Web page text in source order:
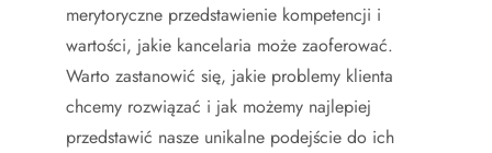
merytoryczne przedstawienie kompetencji i
wartości, jakie kancelaria może zaoferować.
Warto zastanowić się, jakie problemy klienta
chcemy rozwiązać i jak możemy najlepiej
przedstawić nasze unikalne podejście do ich